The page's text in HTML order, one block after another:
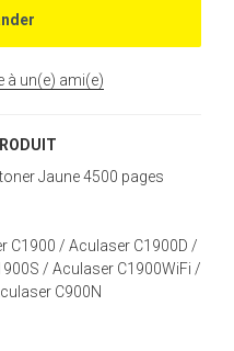
à un(e) ami(e)
Jaune 4500 pages
C1900 / Aculaser C1900D /
/ Aculaser C1900WiFi /
C900N